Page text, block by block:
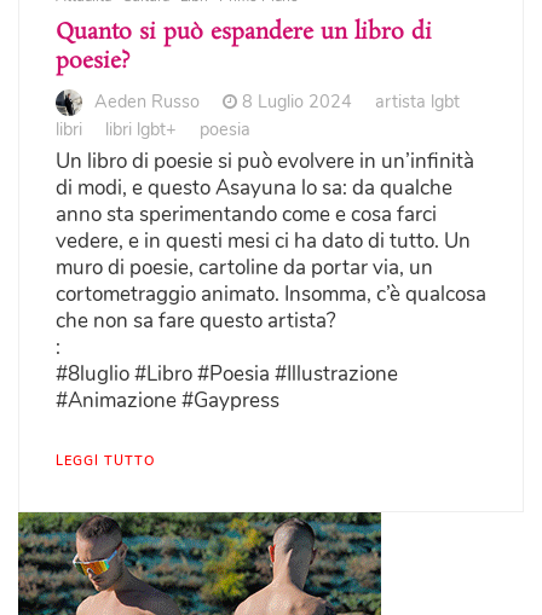
Quanto si può espandere un libro di
poesie?
Aeden Russo 8 Luglio 2024
artista lgbt
libri
libri lgbt+ poesia
Un libro di poesie si può evolvere in un’infinità
di modi, e questo Asayuna lo sa: da qualche
anno sta sperimentando come e cosa farci
vedere, e in questi mesi ci ha dato di tutto. Un
muro di poesie, cartoline da portar via, un
cortometraggio animato. Insomma, c’è qualcosa
che non sa fare questo artista?
:
#8luglio #Libro #Poesia #Illustrazione
#Animazione #Gaypress
LEGGI TUTTO